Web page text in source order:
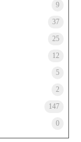
9
37
25
12
5
2
147
0